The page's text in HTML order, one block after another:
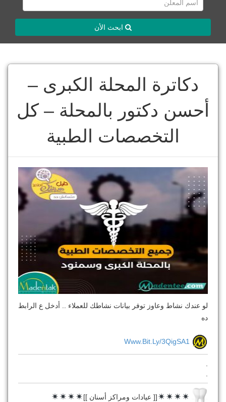
ابحث الأن
دكاترة المحلة الكبرى –
أحسن دكتور بالمحلة – كل
التخصصات الطبية
لو عندك نشاط وعاوز توفر بيانات نشاطك للعملاء .. أدخل ع الرابط
ده
Www.bit.ly/3QigSA1
[[ عيادات ومراكز أسنان ]]